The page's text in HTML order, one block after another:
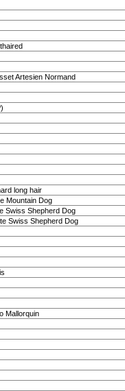
Artesien Normand
long hair
Mountain Dog
Swiss Shepherd Dog
Swiss Shepherd Dog
Mallorquin